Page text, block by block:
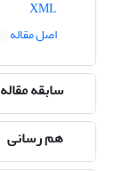
اصل مقاله
سابقه مقاله
هم رسانی